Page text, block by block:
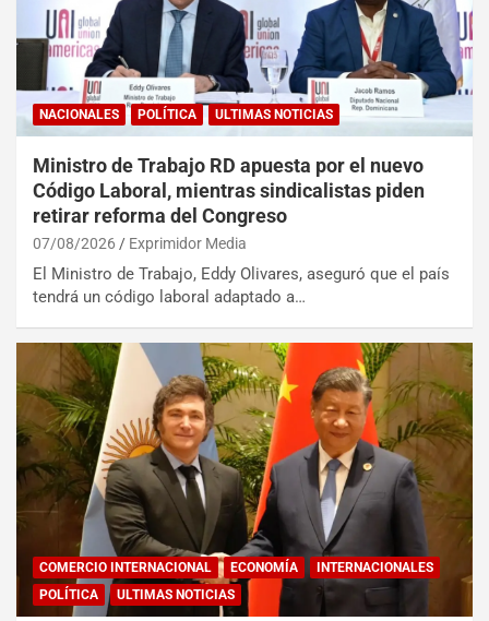
NACIONALES POLÍTICA ULTIMAS NOTICIAS
Ministro de Trabajo RD apuesta por el nuevo
Código Laboral, mientras sindicalistas piden
retirar reforma del Congreso
07/08/2026 Exprimidor Media
El Ministro de Trabajo, Eddy Olivares, aseguró que el país
tendrá un código laboral adaptado a…
COMERCIO INTERNACIONAL ECONOMÍA
INTERNACIONALES
POLÍTICA
ULTIMAS NOTICIAS